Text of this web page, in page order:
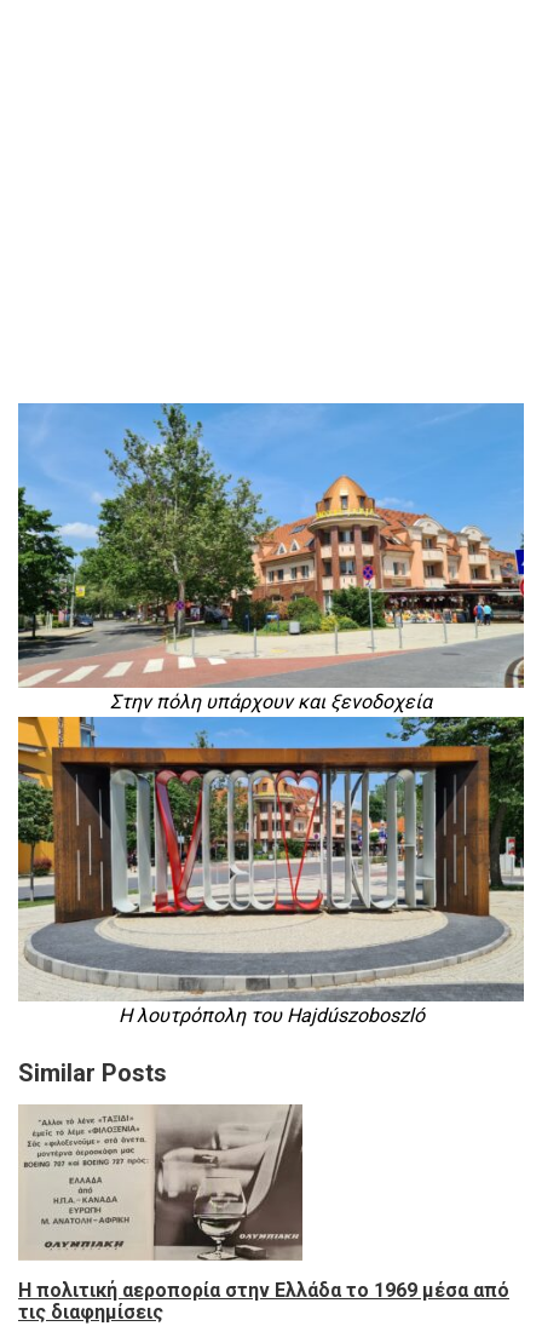
Στην πόλη υπάρχουν και ξενοδοχεία
Η λουτρόπολη του Hajdúszoboszló
Similar Posts
Η πολιτική αεροπορία στην Ελλάδα το 1969 μέσα από
τις διαφημίσεις